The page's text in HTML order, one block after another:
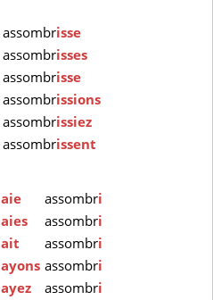
assombrisse
assombrisses
assombrisse
assombrissions
assombrissiez
assombrissent
aie assombri
aies assombri
ait assombri
ayons assombri
ayez assombri